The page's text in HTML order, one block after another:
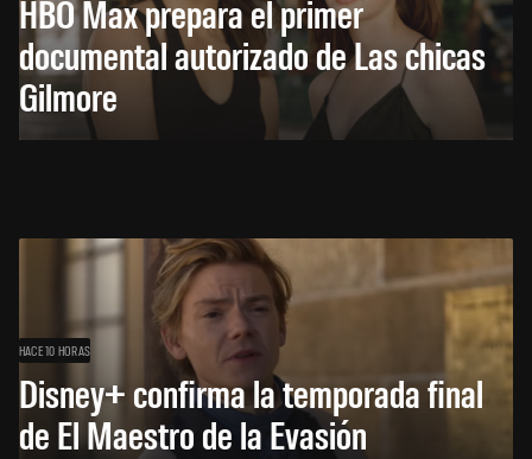
HBO Max prepara el primer
documental autorizado de Las chicas
Gilmore
HACE 10 HORAS
Disney+ confirma la temporada final
de El Maestro de la Evasión